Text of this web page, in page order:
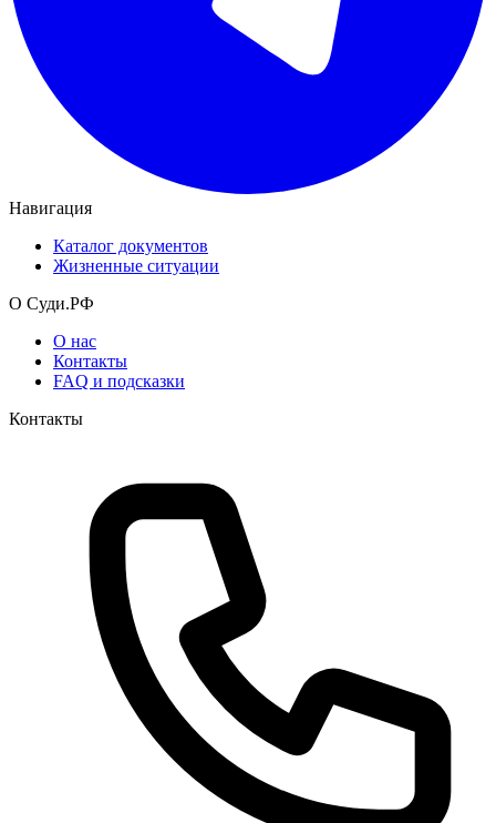
Навигация
Каталог документов
Жизненные ситуации
О Суди.РФ
О нас
Контакты
FAQ и подсказки
Контакты